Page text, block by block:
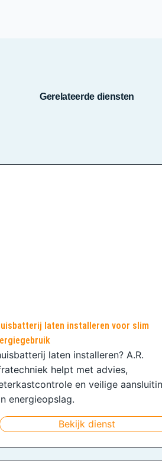
Gerelateerde diensten
laten installeren voor slim
laten installeren? A.R.
helpt met advies,
en veilige
energieopslag.
Bekijk dienst